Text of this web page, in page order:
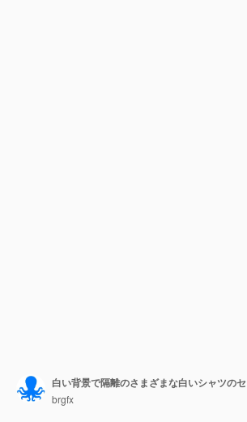
白い背景で隔離のさまざまな白いシャツの
brgfx